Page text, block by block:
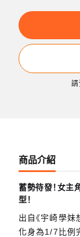
請
商品介紹
蓄勢待發！女
型！
出自《宇崎學妹
化身為1/7比例